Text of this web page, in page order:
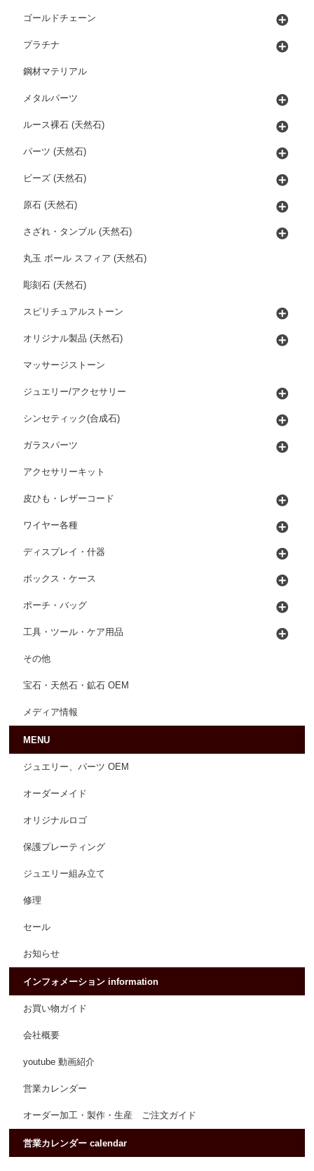
ゴールドチェーン
プラチナ
鋼材マテリアル
メタルパーツ
ルース裸石 (天然石)
パーツ (天然石)
ビーズ (天然石)
原石 (天然石)
さざれ・タンブル (天然石)
丸玉 ボール スフィア (天然石)
彫刻石 (天然石)
スピリチュアルストーン
オリジナル製品 (天然石)
マッサージストーン
ジュエリー/アクセサリー
シンセティック(合成石)
ガラスパーツ
アクセサリーキット
皮ひも・レザーコード
ワイヤー各種
ディスプレイ・什器
ボックス・ケース
ポーチ・バッグ
工具・ツール・ケア用品
その他
宝石・天然石・鉱石 OEM
メディア情報
MENU
ジュエリー、パーツ OEM
オーダーメイド
オリジナルロゴ
保護プレーティング
ジュエリー組み立て
修理
セール
お知らせ
インフォメーション information
お買い物ガイド
会社概要
youtube 動画紹介
営業カレンダー
オーダー加工・製作・生産 ご注文ガイド
営業カレンダー calendar